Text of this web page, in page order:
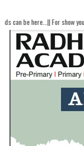
For show your ads here